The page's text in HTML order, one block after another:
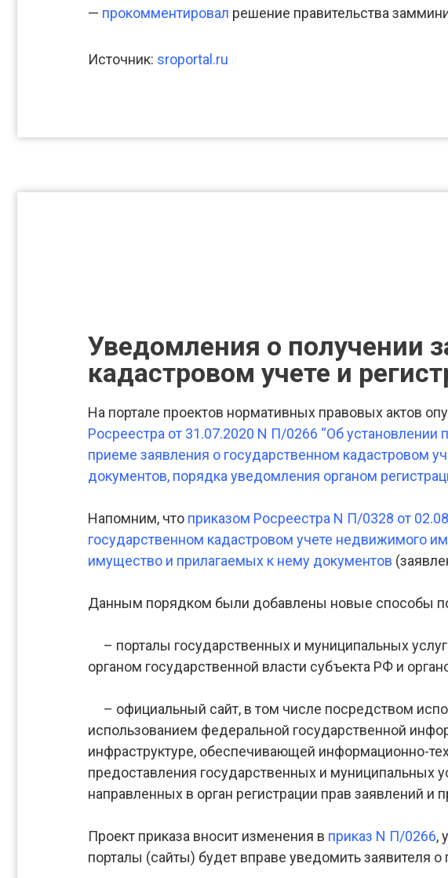
— прокомментировал решение правительства
Источник: sroportal.ru
Уведомления о получении
кадастровом учете и
На портале проектов нормативных правовых актов
Росреестра от 31.07.2020 N П/0266 “Об
приеме заявления о государственном кадастровом
документов, порядка уведомления органом
Напомним, что приказом Росреестра N П/0328 от
государственном кадастровом учете недвижимого
имущество и прилагаемых к нему документов
Данным порядком были добавлены новые способы
– порталы государственных и муниципальных
органом государственной власти субъекта РФ и
– официальный сайт, в том числе посредством
использованием федеральной государственной
инфраструктуре, обеспечивающей информационно-
предоставления государственных и муниципальных
направленных в орган регистрации прав заявлений и
Проект приказа вносит изменения в приказ N П/0266,
порталы (сайты) будет вправе уведомить заявителя